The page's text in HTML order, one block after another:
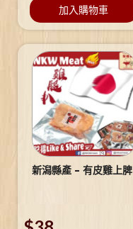
加入購物車
新潟縣產 – 有皮雞上脾